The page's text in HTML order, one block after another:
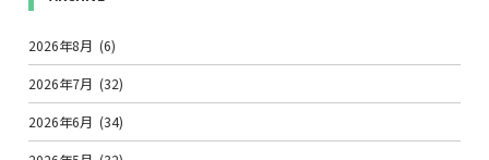
2026年8月 (6)
2026年7月 (32)
2026年6月 (34)